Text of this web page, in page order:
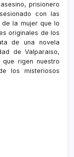
prisionero
con las
la mujer que lo
originales de los
de una novela
de Valparaiso,
rigen nuestro
los misteriosos